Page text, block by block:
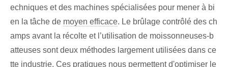
echniques et des machines spécialisées pour mener à bi
en la tâche de moyen efficace. Le brûlage contrôlé des ch
amps avant la récolte et l’utilisation de moissonneuses-b
atteuses sont deux méthodes largement utilisées dans ce
tte industrie. Ces pratiques nous permettent d'optimiser le